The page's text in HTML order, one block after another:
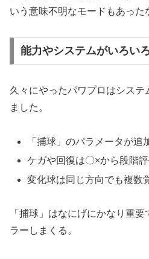
いう意味不明なモードもあった
能力やシステムがいろい
久々にやったパワプロはシステ
ました。
「捕球」のパラメータが追
ケガや回復は〇×から段階
変化球は同じ方向でも複数
「捕球」はなにげにかなり重
ラーしまくる。